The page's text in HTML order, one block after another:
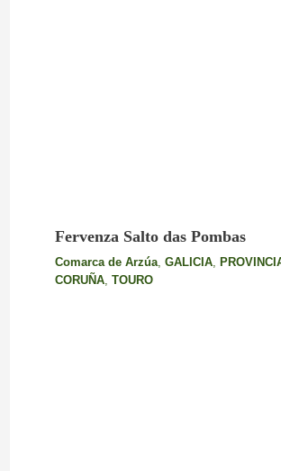
Fervenza Salto das Pombas
Comarca de Arzúa, GALICIA,
CORUÑA, TOURO